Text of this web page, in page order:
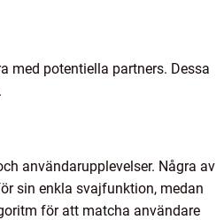
med potentiella partners. Dessa
användarupplevelser. Några av
sin enkla svajfunktion, medan
för att matcha användare